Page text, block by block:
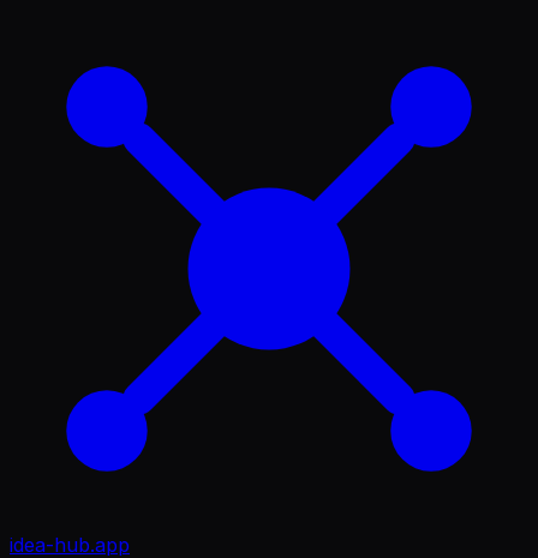
idea-hub.app